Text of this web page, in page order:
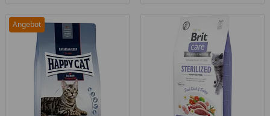
Angebot